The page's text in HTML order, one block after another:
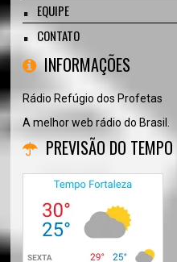
EQUIPE
CONTATO
INFORMAÇÕES
Rádio Refúgio dos Profetas
A melhor web rádio do Brasil.
PREVISÃO DO TEMPO